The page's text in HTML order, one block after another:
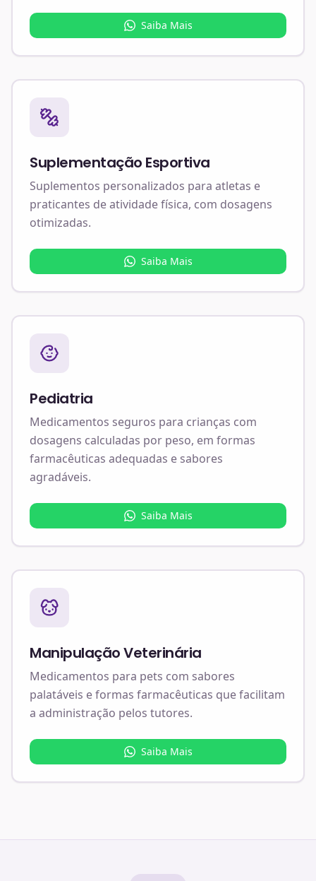
Saiba Mais
Suplementação Esportiva
Suplementos personalizados para atletas e
praticantes de atividade física, com dosagens
otimizadas.
Saiba Mais
Pediatria
Medicamentos seguros para crianças com
dosagens calculadas por peso, em formas
farmacêuticas adequadas e sabores
agradáveis.
Saiba Mais
Manipulação Veterinária
Medicamentos para pets com sabores
palatáveis e formas farmacêuticas que facilitam
a administração pelos tutores.
Saiba Mais